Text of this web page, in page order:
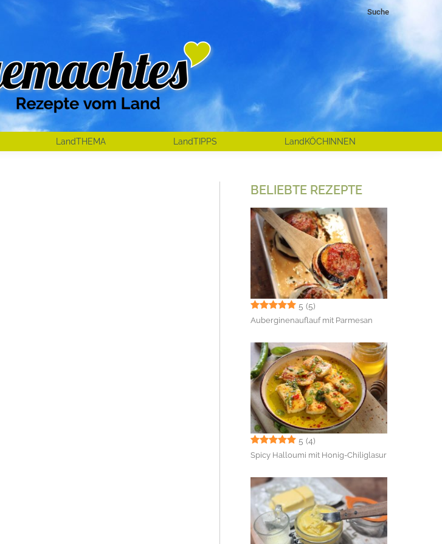
Search:
Suche
LandTHEMA LandTIPPS LandKÖCHINNEN
BELIEBTE REZEPTE
5 (5)
Auberginenauflauf mit Parmesan
5 (4)
Spicy Halloumi mit Honig-Chiliglasur